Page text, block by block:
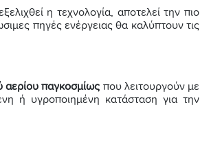
η τεχνολογία, αποτελεί την πιο
πηγές ενέργειας θα καλύπτουν τις
αερίου παγκοσμίως που λειτουργούν με
ή υγροποιημένη κατάσταση για την